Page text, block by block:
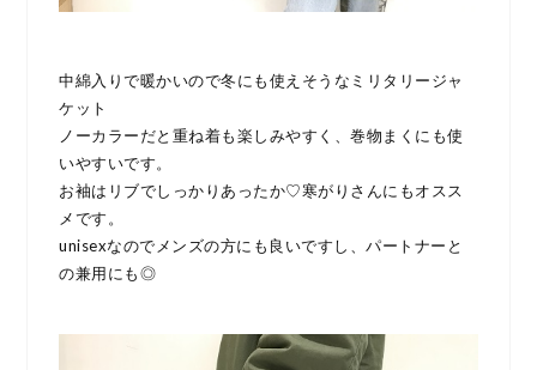
中綿入りで暖かいので冬にも使えそうなミリタリージャ
ケット
ノーカラーだと重ね着も楽しみやすく、巻物まくにも使
いやすいです。
お袖はリブでしっかりあったか♡寒がりさんにもオスス
メです。
unisexなのでメンズの方にも良いですし、パートナーと
の兼用にも◎